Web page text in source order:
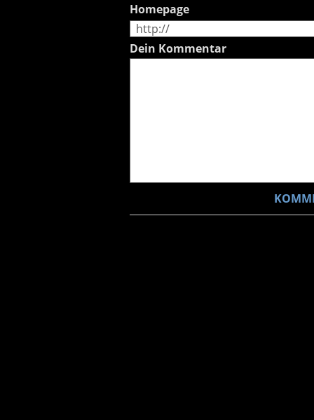
Homepage
Dein Kommentar